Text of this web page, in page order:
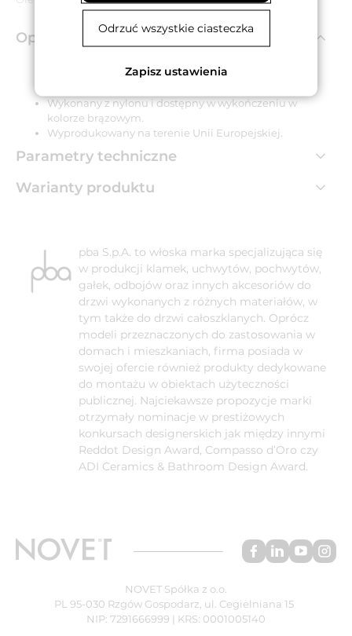
Opis produktu
Wykonany z nylonu i dostępny w wykończeniu w
kolorze brązowym.
Wyprodukowany na terenie Unii Europejskiej.
Parametry techniczne
Warianty produktu
pba S.p.A. to włoska marka specjalizująca się
w produkcji klamek, uchwytów, pochwytów,
gałek, odbojów oraz innych akcesoriów do
drzwi wykonanych z różnych materiałów, w
tym także do drzwi całoszklanych. Oprócz
modeli przeznaczonych do zastosowania w
domach i mieszkaniach, firma posiada w
swojej ofercie również produkty dedykowane
do montażu w obiektach użyteczności
publicznej. Najciekawsze propozycje marki
otrzymały nominacje w prestiżowych
konkursach designerskich jak między innymi
Reddot Design Award, Compasso d’Oro czy
ADI Ceramics & Bathroom Design Award.
NOVET Spółka z o.o.
PL 95-030 Rzgów Gospodarz, ul. Cegielniana 15
NIP: 7291666999 | KRS: 0001005140
Odrzuć wszystkie ciasteczka
Zapisz ustawienia